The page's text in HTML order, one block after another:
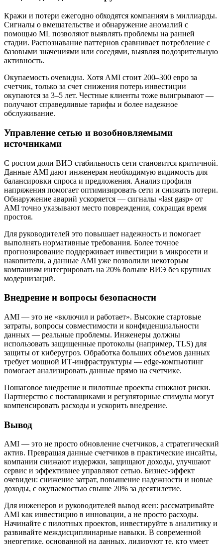
Кражи и потери ежегодно обходятся компаниям в миллиарды.
Сигналы о вмешательстве и обнаружение аномалий с
помощью ML позволяют выявлять проблемы на ранней
стадии. Распознавание паттернов сравнивает потребление с
базовыми значениями или соседями, выявляя подозрительную
активность.
Окупаемость очевидна. Хотя AMI стоит 200–300 евро за
счетчик, только за счет снижения потерь инвестиции
окупаются за 3–5 лет. Честные клиенты тоже выигрывают —
получают справедливые тарифы и более надежное
обслуживание.
Управление сетью и возобновляемыми
источниками
С ростом доли ВИЭ стабильность сети становится критичной.
Данные AMI дают инженерам необходимую видимость для
балансировки спроса и предложения. Анализ профиля
напряжения помогает оптимизировать сети и снижать потери.
Обнаружение аварий ускоряется — сигналы «last gasp» от
AMI точно указывают место повреждения, сокращая время
простоя.
Для руководителей это повышает надежность и помогает
выполнять нормативные требования. Более точное
прогнозирование поддерживает инвестиции в микросети и
накопители, а данные AMI уже позволили некоторым
компаниям интегрировать на 20% больше ВИЭ без крупных
модернизаций.
Внедрение и вопросы безопасности
AMI — это не «включил и работает». Высокие стартовые
затраты, вопросы совместимости и конфиденциальности
данных — реальные проблемы. Инженеры должны
использовать защищенные протоколы (например, TLS) для
защиты от киберугроз. Обработка больших объемов данных
требует мощной ИТ-инфраструктуры — edge-компьютинг
помогает анализировать данные прямо на счетчике.
Пошаговое внедрение и пилотные проекты снижают риски.
Партнерство с поставщиками и регуляторные стимулы могут
компенсировать расходы и ускорить внедрение.
Вывод
AMI — это не просто обновление счетчиков, а стратегический
актив. Превращая данные счетчиков в практические инсайты,
компании снижают издержки, защищают доходы, улучшают
сервис и эффективнее управляют сетью. Бизнес-эффект
очевиден: снижение затрат, повышение надежности и новые
доходы, с окупаемостью свыше 20% за десятилетие.
Для инженеров и руководителей вывод ясен: рассматривайте
AMI как инвестицию в инновации, а не просто расходы.
Начинайте с пилотных проектов, инвестируйте в аналитику и
развивайте междисциплинарные навыки. В современной
энергетике, основанной на данных, лидируют те, кто умеет